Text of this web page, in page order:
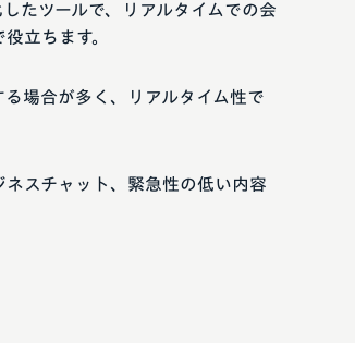
たツールで、リアルタイムでの会
立ちます。
場合が多く、リアルタイム性で
スチャット、緊急性の低い内容